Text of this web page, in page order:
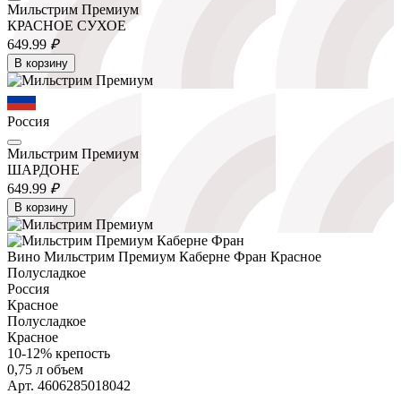
Мильстрим Премиум
КРАСНОЕ СУХОЕ
649.99 ₽
В корзину
Россия
Мильстрим Премиум
ШАРДОНЕ
649.99 ₽
В корзину
Вино Мильстрим Премиум Каберне Фран Красное
Полусладкое
Россия
Красное
Полусладкое
Красное
10-12% крепость
0,75 л объем
Арт. 4606285018042